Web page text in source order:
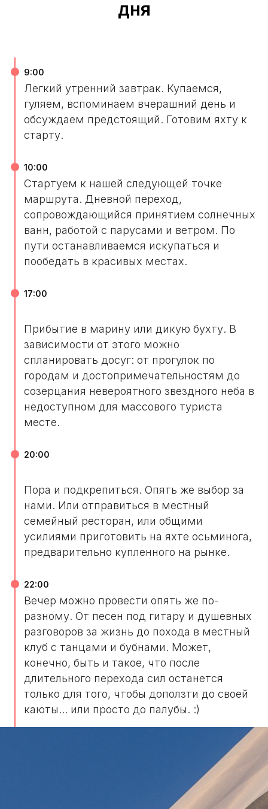
дня
9:00
Легкий утренний завтрак. Купаемся,
гуляем, вспоминаем вчерашний день и
обсуждаем предстоящий. Готовим яхту к
старту.
10:00
Стартуем к нашей следующей точке
маршрута. Дневной переход,
сопровождающийся принятием солнечных
ванн, работой с парусами и ветром. По
пути останавливаемся искупаться и
пообедать в красивых местах.
17:00
Прибытие в марину или дикую бухту. В
зависимости от этого можно
спланировать досуг: от прогулок по
городам и достопримечательностям до
созерцания невероятного звездного неба в
недоступном для массового туриста
месте.
20:00
Пора и подкрепиться. Опять же выбор за
нами. Или отправиться в местный
семейный ресторан, или общими
усилиями приготовить на яхте осьминога,
предварительно купленного на рынке.
22:00
Вечер можно провести опять же по-
разному. От песен под гитару и душевных
разговоров за жизнь до похода в местный
клуб с танцами и бубнами. Может,
конечно, быть и такое, что после
длительного перехода сил останется
только для того, чтобы доползти до своей
каюты... или просто до палубы. :)